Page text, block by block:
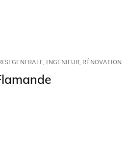
INGENIEUR RÉNOVATION